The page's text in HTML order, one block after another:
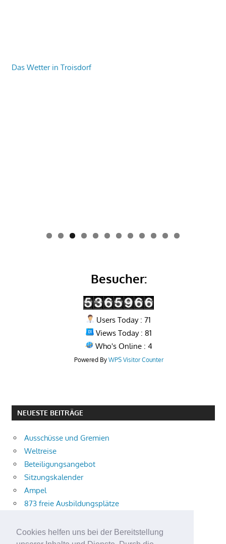
Cookies helfen uns bei der Bereitstellung
Das Wetter in Troisdorf
0 1 2
Besucher:
Users Today : 71
Views Today : 81
Who's Online : 4
Powered By WPS Visitor Counter
NEUESTE BEITRÄGE
Ausschüsse und Gremien
Weltreise
Beteiligungsangebot
Sitzungskalender
Ampel
873 freie Ausbildungsplätze
Aktuelle Verkehrsmeldungen